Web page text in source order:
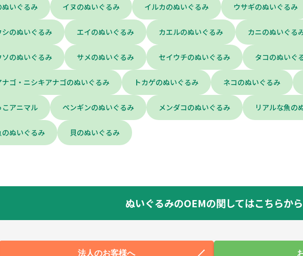
ぬいぐるみ イヌのぬいぐるみ イルカのぬいぐるみ ウサギのぬいぐるみ
シのぬいぐるみ エイのぬいぐるみ カエルのぬいぐるみ カニのぬいぐる
ソのぬいぐるみ サメのぬいぐるみ セイウチのぬいぐるみ タコのぬいぐ
ナゴ・ニシキアナゴのぬいぐるみ トカゲのぬいぐるみ ネコのぬいぐるみ
こアニマル ペンギンのぬいぐるみ メンダコのぬいぐるみ リアルな魚の
ぬいぐるみ 貝のぬいぐるみ
ぬいぐるみのOEMの関してはこちらから
法人のお客様へ